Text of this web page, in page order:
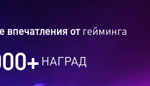
впечатления от гейминга
+ НАГРАД